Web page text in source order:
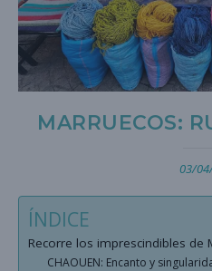
MARRUECOS:
03/
ÍNDICE
Recorre los imprescindibles de
CHAOUEN: Encanto y